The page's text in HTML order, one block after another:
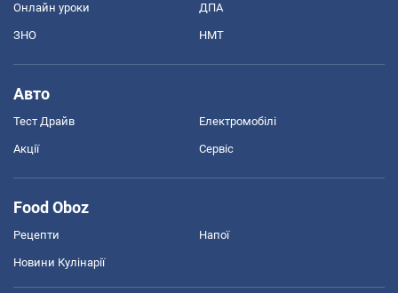
Онлайн уроки ДПА
ЗНО НМТ
Авто
Тест Драйв Електромобілі
Акції Сервіс
Food Oboz
Рецепти Напої
Новини Кулінарії